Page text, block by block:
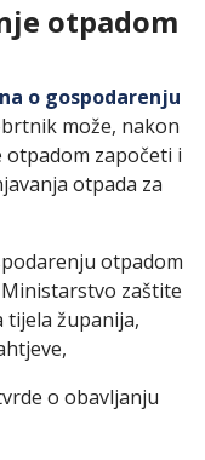
otpadom
o gospodarenju
može, nakon
započeti i
otpada za
otpadom
Ministarstvo zaštite
tijela županija,
o obavljanju